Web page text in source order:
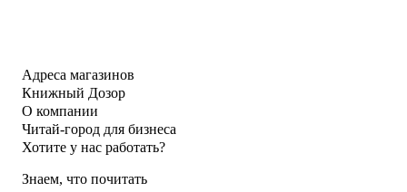
Адреса магазинов
Книжный Дозор
О компании
Читай-город для бизнеса
Хотите у нас работать?
Знаем, что почитать